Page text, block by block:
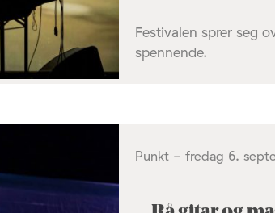
Festivalen sprer seg
spennende.
Punkt - fredag 6.